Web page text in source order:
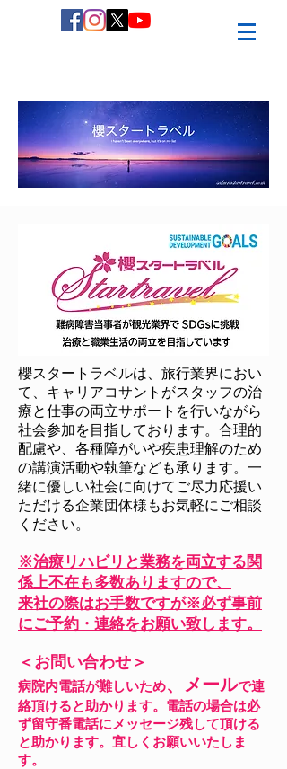
櫻スタートラベルは、 旅行業界におい
て、キャリアコサントがスタッフの治
療と仕事の両立サポートを行いながら
社会参加を目指しております。合理的
配慮や、各種障がいや疾患理解のため
の講演活動や執筆なども承ります。一
緒に優しい社会に向けてご尽力応援い
ただける企業団体様もお気軽にご相談
ください。
※治療リハビリと業務を両立する関
係上不在も多数ありますので、
来社の際はお手数ですが※必ず事前
にご予約・連絡をお願い致します。
＜お問い合わせ＞
病院内電話が難しいため、 メールで連
絡頂けると助かります。電話の場合は必
ず留守番電話にメッセージ残して頂ける
と助かります。 宜しくお願いいたしま
す。